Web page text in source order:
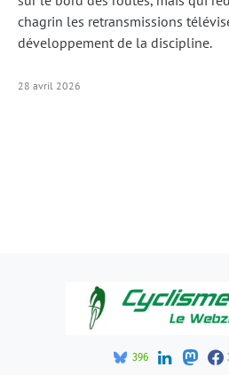
chagrin les retransmissions
développement de la discipline.
28 avril 2026
396